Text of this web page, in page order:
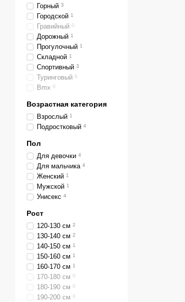
Горный 3
Городской 1
Гравийный 0
Дорожный 1
Прогулочный 1
Складной 1
Спортивный 3
Туринговый 0
Bmx 0
Возрастная категория
Взрослый 1
Подростковый 4
Пол
Для девочки 4
Для мальчика 4
Женский 1
Мужской 1
Унисекс 4
Рост
120-130 см 2
130-140 см 2
140-150 см 1
150-160 см 1
160-170 см 1
170-180 см 0
180-190 см 0
190-200 см 0